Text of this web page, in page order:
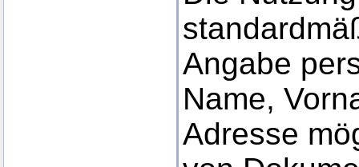
Angabe
Name,
Adresse